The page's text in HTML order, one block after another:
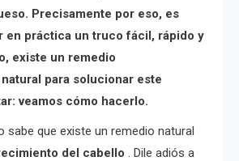
Precisamente por eso, es
en práctica un truco fácil, rápido y
existe un remedio
para solucionar este
veamos cómo hacerlo.
sabe que existe un remedio natural
del cabello . Dile adiós a